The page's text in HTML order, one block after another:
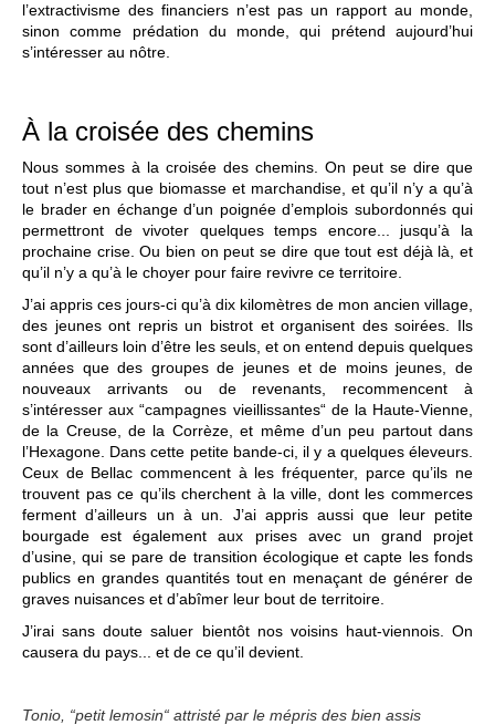
l’extractivisme des financiers n’est pas un rapport au monde,
sinon comme prédation du monde, qui prétend aujourd’hui
s’intéresser au nôtre.
À la croisée des chemins
Nous sommes à la croisée des chemins. On peut se dire que
tout n’est plus que biomasse et marchandise, et qu’il n’y a qu’à
le brader en échange d’un poignée d’emplois subordonnés qui
permettront de vivoter quelques temps encore... jusqu’à la
prochaine crise. Ou bien on peut se dire que tout est déjà là, et
qu’il n’y a qu’à le choyer pour faire revivre ce territoire.
J’ai appris ces jours-ci qu’à dix kilomètres de mon ancien village,
des jeunes ont repris un bistrot et organisent des soirées. Ils
sont d’ailleurs loin d’être les seuls, et on entend depuis quelques
années que des groupes de jeunes et de moins jeunes, de
nouveaux arrivants ou de revenants, recommencent à
s’intéresser aux “campagnes vieillissantes“ de la Haute-Vienne,
de la Creuse, de la Corrèze, et même d’un peu partout dans
l’Hexagone. Dans cette petite bande-ci, il y a quelques éleveurs.
Ceux de Bellac commencent à les fréquenter, parce qu’ils ne
trouvent pas ce qu’ils cherchent à la ville, dont les commerces
ferment d’ailleurs un à un. J’ai appris aussi que leur petite
bourgade est également aux prises avec un grand projet
d’usine, qui se pare de transition écologique et capte les fonds
publics en grandes quantités tout en menaçant de générer de
graves nuisances et d’abîmer leur bout de territoire.
J’irai sans doute saluer bientôt nos voisins haut-viennois. On
causera du pays... et de ce qu’il devient.
Tonio, “petit lemosin“ attristé par le mépris des bien assis